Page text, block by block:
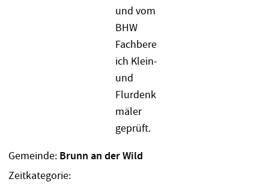
Gemeinde: Brunn an der Wild
Zeitkategorie: